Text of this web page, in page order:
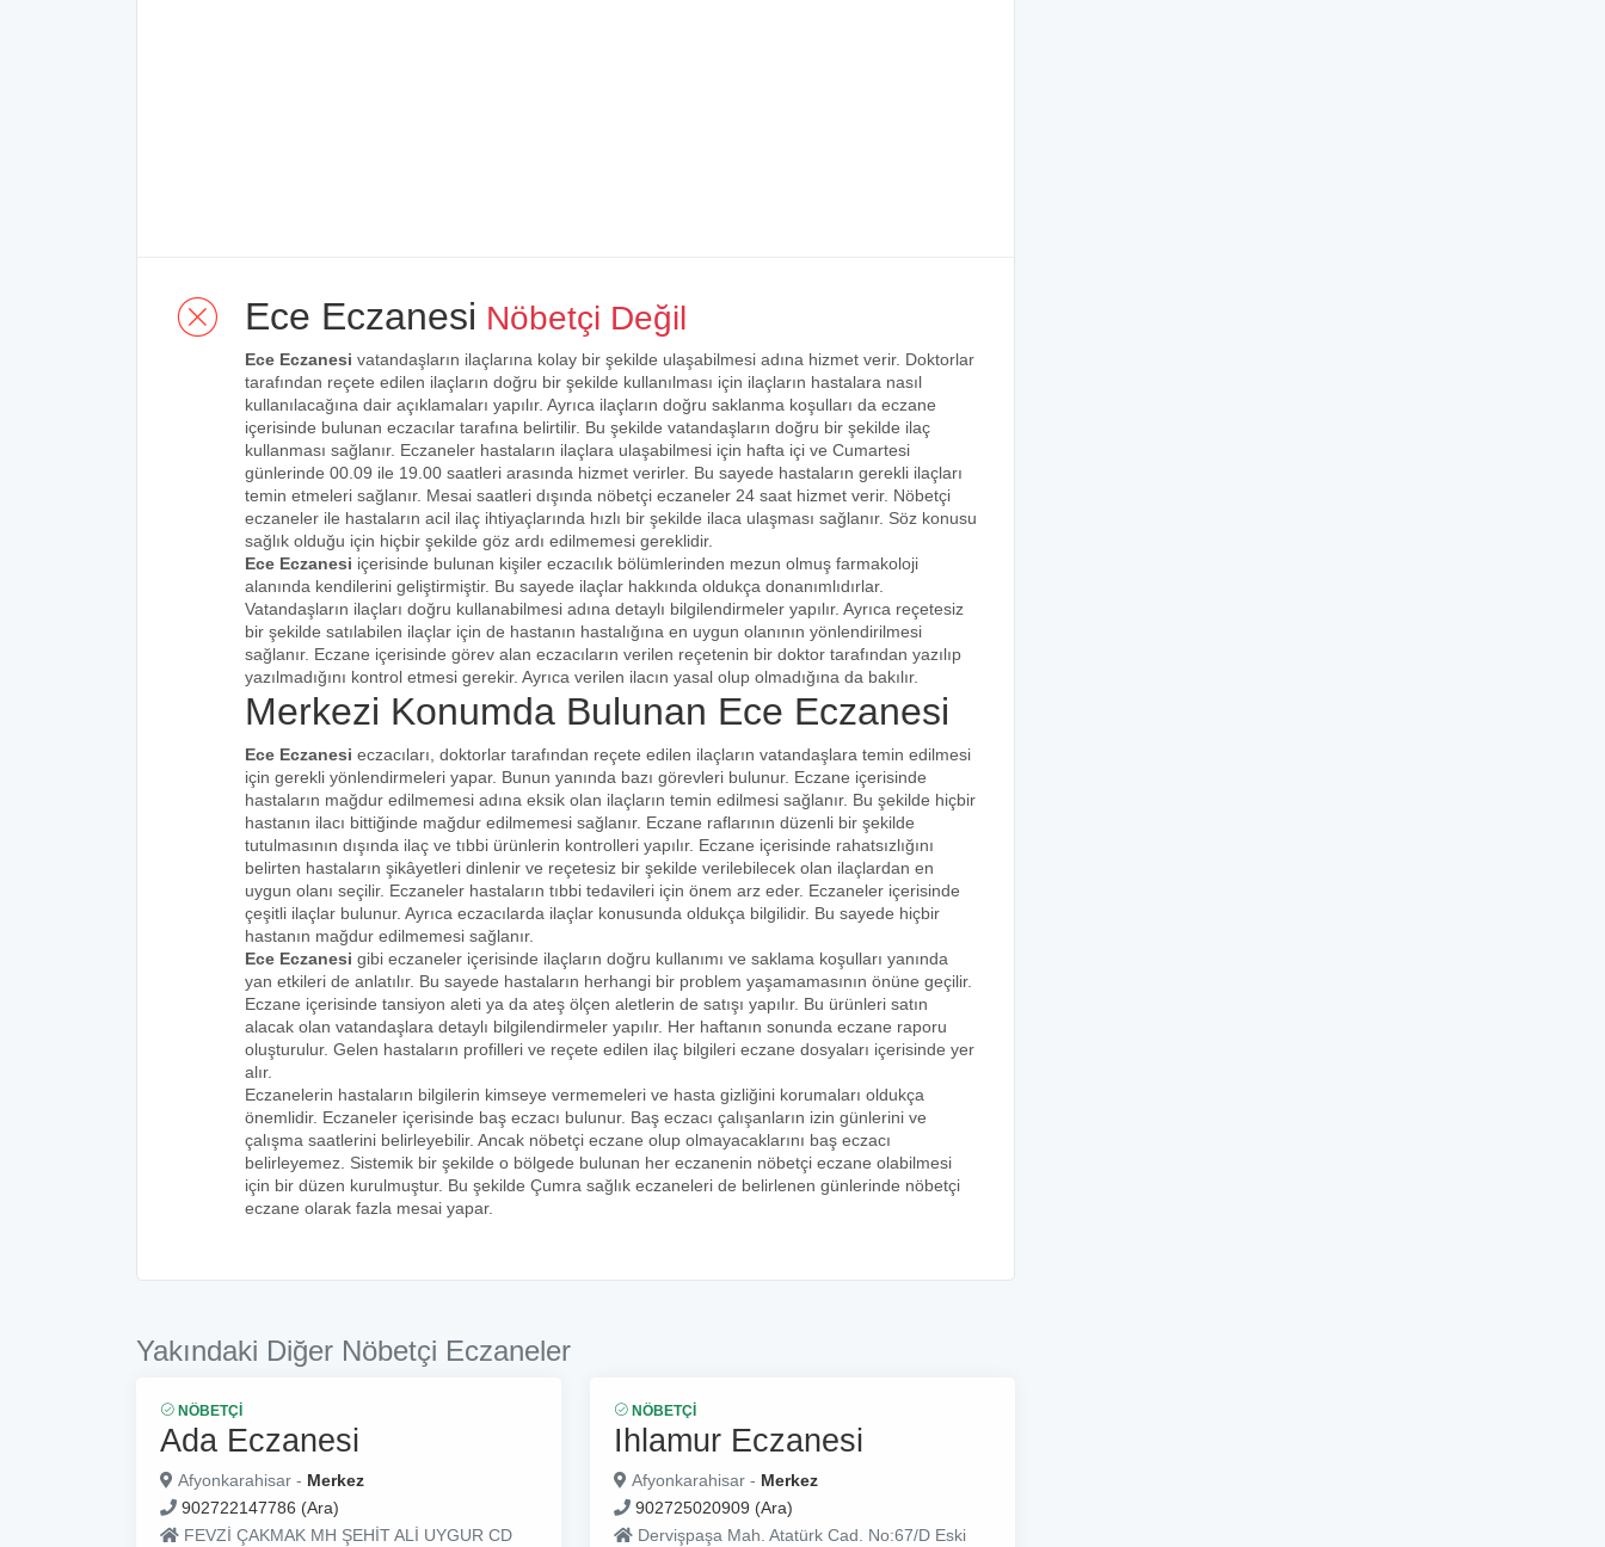
Ece Eczanesi Nöbetçi Değil
Ece Eczanesi vatandaşların ilaçlarına kolay bir şekilde ulaşabilmesi adına hizmet verir. Doktorlar
tarafından reçete edilen ilaçların doğru bir şekilde kullanılması için ilaçların hastalara nasıl
kullanılacağına dair açıklamaları yapılır. Ayrıca ilaçların doğru saklanma koşulları da eczane
içerisinde bulunan eczacılar tarafına belirtilir. Bu şekilde vatandaşların doğru bir şekilde ilaç
kullanması sağlanır. Eczaneler hastaların ilaçlara ulaşabilmesi için hafta içi ve Cumartesi
günlerinde 00.09 ile 19.00 saatleri arasında hizmet verirler. Bu sayede hastaların gerekli ilaçları
temin etmeleri sağlanır. Mesai saatleri dışında nöbetçi eczaneler 24 saat hizmet verir. Nöbetçi
eczaneler ile hastaların acil ilaç ihtiyaçlarında hızlı bir şekilde ilaca ulaşması sağlanır. Söz konusu
sağlık olduğu için hiçbir şekilde göz ardı edilmemesi gereklidir.
Ece Eczanesi içerisinde bulunan kişiler eczacılık bölümlerinden mezun olmuş farmakoloji
alanında kendilerini geliştirmiştir. Bu sayede ilaçlar hakkında oldukça donanımlıdırlar.
Vatandaşların ilaçları doğru kullanabilmesi adına detaylı bilgilendirmeler yapılır. Ayrıca reçetesiz
bir şekilde satılabilen ilaçlar için de hastanın hastalığına en uygun olanının yönlendirilmesi
sağlanır. Eczane içerisinde görev alan eczacıların verilen reçetenin bir doktor tarafından yazılıp
yazılmadığını kontrol etmesi gerekir. Ayrıca verilen ilacın yasal olup olmadığına da bakılır.
Merkezi Konumda Bulunan Ece Eczanesi
Ece Eczanesi eczacıları, doktorlar tarafından reçete edilen ilaçların vatandaşlara temin edilmesi
için gerekli yönlendirmeleri yapar. Bunun yanında bazı görevleri bulunur. Eczane içerisinde
hastaların mağdur edilmemesi adına eksik olan ilaçların temin edilmesi sağlanır. Bu şekilde hiçbir
hastanın ilacı bittiğinde mağdur edilmemesi sağlanır. Eczane raflarının düzenli bir şekilde
tutulmasının dışında ilaç ve tıbbi ürünlerin kontrolleri yapılır. Eczane içerisinde rahatsızlığını
belirten hastaların şikâyetleri dinlenir ve reçetesiz bir şekilde verilebilecek olan ilaçlardan en
uygun olanı seçilir. Eczaneler hastaların tıbbi tedavileri için önem arz eder. Eczaneler içerisinde
çeşitli ilaçlar bulunur. Ayrıca eczacılarda ilaçlar konusunda oldukça bilgilidir. Bu sayede hiçbir
hastanın mağdur edilmemesi sağlanır.
Ece Eczanesi gibi eczaneler içerisinde ilaçların doğru kullanımı ve saklama koşulları yanında
yan etkileri de anlatılır. Bu sayede hastaların herhangi bir problem yaşamamasının önüne geçilir.
Eczane içerisinde tansiyon aleti ya da ateş ölçen aletlerin de satışı yapılır. Bu ürünleri satın
alacak olan vatandaşlara detaylı bilgilendirmeler yapılır. Her haftanın sonunda eczane raporu
oluşturulur. Gelen hastaların profilleri ve reçete edilen ilaç bilgileri eczane dosyaları içerisinde yer
alır.
Eczanelerin hastaların bilgilerin kimseye vermemeleri ve hasta gizliğini korumaları oldukça
önemlidir. Eczaneler içerisinde baş eczacı bulunur. Baş eczacı çalışanların izin günlerini ve
çalışma saatlerini belirleyebilir. Ancak nöbetçi eczane olup olmayacaklarını baş eczacı
belirleyemez. Sistemik bir şekilde o bölgede bulunan her eczanenin nöbetçi eczane olabilmesi
için bir düzen kurulmuştur. Bu şekilde Çumra sağlık eczaneleri de belirlenen günlerinde nöbetçi
eczane olarak fazla mesai yapar.
Yakındaki Diğer Nöbetçi Eczaneler
NÖBETÇI
Ada Eczanesi
Afyonkarahisar - Merkez
902722147786 (Ara)
FEVZİ ÇAKMAK MH ŞEHİT ALİ UYGUR CD
NÖBETÇI
Ihlamur Eczanesi
Afyonkarahisar - Merkez
902725020909 (Ara)
Dervişpaşa Mah. Atatürk Cad. No:67/D Eski